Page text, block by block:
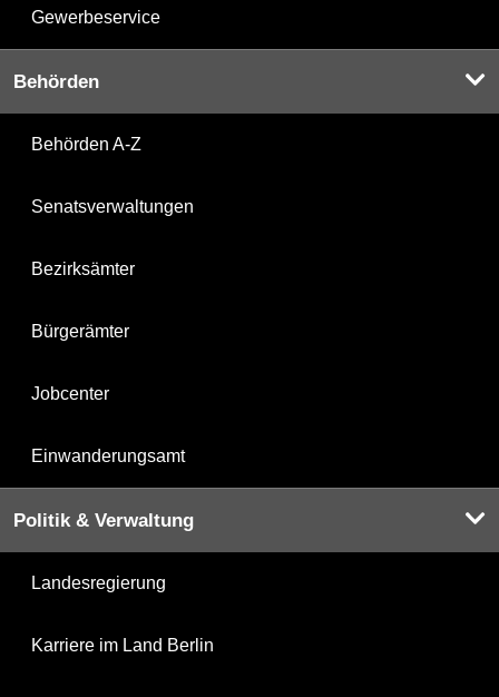
Gewerbeservice
Behörden
Behörden A-Z
Senatsverwaltungen
Bezirksämter
Bürgerämter
Jobcenter
Einwanderungsamt
Politik & Verwaltung
Landesregierung
Karriere im Land Berlin